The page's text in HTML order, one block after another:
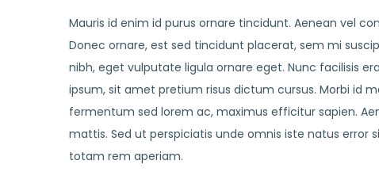
Mauris id enim id purus ornare tincidunt. Aenean vel
Donec ornare, est sed tincidunt placerat, sem mi
nibh, eget vulputate ligula ornare eget. Nunc facilisis
ipsum, sit amet pretium risus dictum cursus. Morbi id
fermentum sed lorem ac, maximus efficitur sapien.
mattis. Sed ut perspiciatis unde omnis iste natus
totam rem aperiam.